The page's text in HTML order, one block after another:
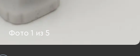
Фото1 из 5